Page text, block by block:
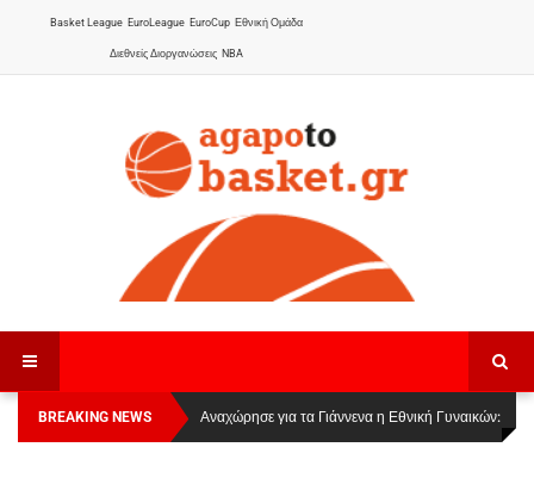
Basket League EuroLeague EuroCup Εθνική Ομάδα
Διεθνείς Διοργανώσεις NBA
BREAKING NEWS
Οι Πάνθηρες Καβάλας στην Women Basketball
League 1
Αναχώρησε για τα Γιάννενα η Εθνική Γυναικών: